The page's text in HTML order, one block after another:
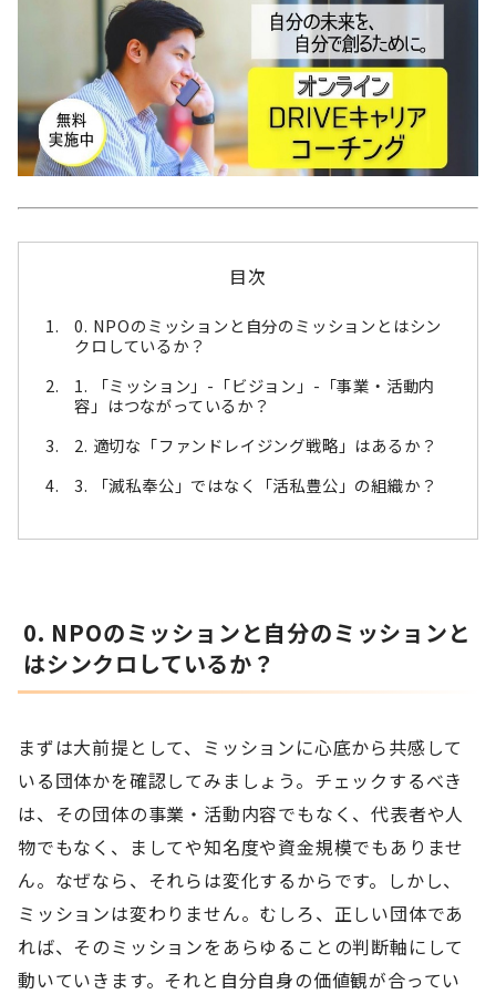
目次
0. NPOのミッションと自分のミッションとはシン
クロしているか？
1. 「ミッション」-「ビジョン」-「事業・活動内
容」はつながっているか？
2. 適切な「ファンドレイジング戦略」はあるか？
3. 「滅私奉公」ではなく「活私豊公」の組織か？
0. NPOのミッションと自分のミッションと
はシンクロしているか？
まずは大前提として、ミッションに心底から共感して
いる団体かを確認してみましょう。チェックするべき
は、その団体の事業・活動内容でもなく、代表者や人
物でもなく、ましてや知名度や資金規模でもありませ
ん。なぜなら、それらは変化するからです。しかし、
ミッションは変わりません。むしろ、正しい団体であ
れば、そのミッションをあらゆることの判断軸にして
動いていきます。それと自分自身の価値観が合ってい